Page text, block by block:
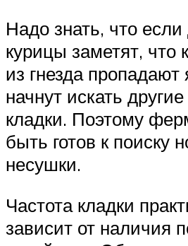
Надо знать, что
курицы заметят, что
из гнезда пропадают
начнут искать
кладки. Поэтому
быть готов к поиску
несушки.
Частота кладки
зависит от наличия